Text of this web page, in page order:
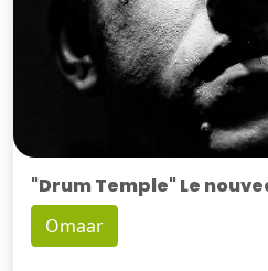
"Drum Temple" Le
Omaar